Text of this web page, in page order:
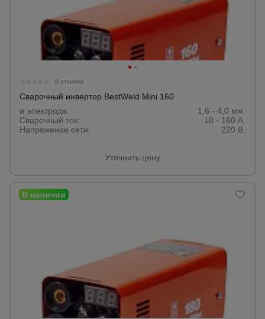
0 отзывов
Сварочный инвертор BestWeld Mini 160
ø электрода:
1,6 - 4,0 мм.
Сварочный ток:
10 - 160 А.
Напряжение сети:
220 В.
Уточнить цену